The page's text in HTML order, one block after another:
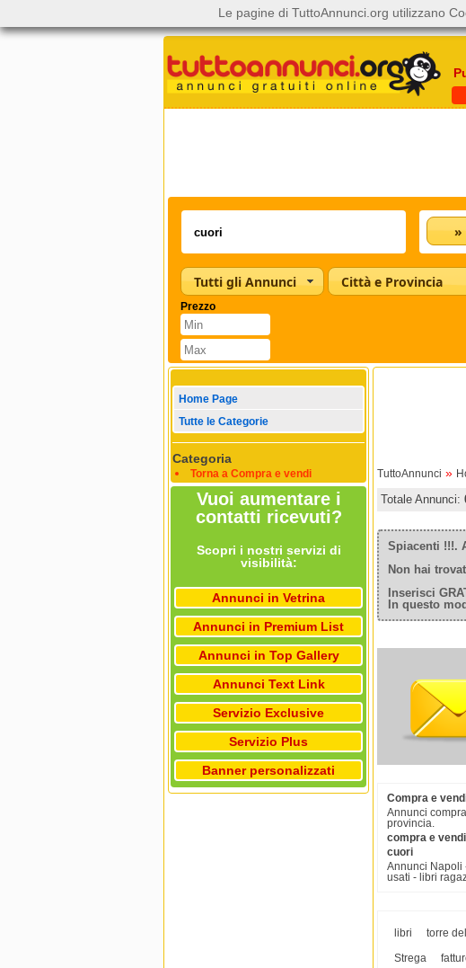
»
Tutti gli Annunci Città e Provincia
Prezzo
Home Page
Tutte le Categorie
Categoria
Torna a Compra e vendi
Vuoi aumentare i
contatti ricevuti?
Scopri i nostri servizi di
visibilità:
Annunci in Vetrina
Annunci in Premium List
Annunci in Top Gallery
Annunci Text Link
Servizio Exclusive
Servizio Plus
Banner personalizzati
TuttoAnnunci »
Totale Annunci:
Spiacenti !!!.
Non hai
Inserisci
In questo
Compra e
Annunci
provincia.
compra e
cuori
Annunci Napoli
usati - libri
libri torre
Strega
Le pagine di TuttoAnnunci.org utilizzano